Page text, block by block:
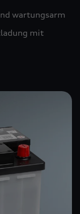
wartungsarm
mit